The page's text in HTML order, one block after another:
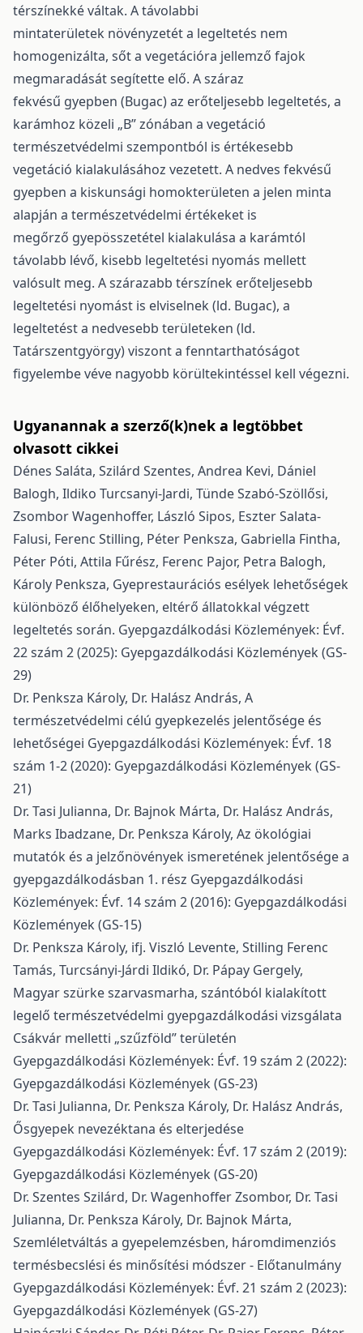
térszínekké váltak. A távolabbi
mintaterületek növényzetét a legeltetés nem
homogenizálta, sőt a vegetációra jellemző fajok
megmaradását segítette elő. A száraz
fekvésű gyepben (Bugac) az erőteljesebb legeltetés, a
karámhoz közeli „B” zónában a vegetáció
természetvédelmi szempontból is értékesebb
vegetáció kialakulásához vezetett. A nedves fekvésű
gyepben a kiskunsági homokterületen a jelen minta
alapján a természetvédelmi értékeket is
megőrző gyepösszetétel kialakulása a karámtól
távolabb lévő, kisebb legeltetési nyomás mellett
valósult meg. A szárazabb térszínek erőteljesebb
legeltetési nyomást is elviselnek (ld. Bugac), a
legeltetést a nedvesebb területeken (ld.
Tatárszentgyörgy) viszont a fenntarthatóságot
figyelembe véve nagyobb körültekintéssel kell végezni.
Ugyanannak a szerző(k)nek a legtöbbet
olvasott cikkei
Dénes Saláta, Szilárd Szentes, Andrea Kevi, Dániel
Balogh, Ildiko Turcsanyi-Jardi, Tünde Szabó-Szöllősi,
Zsombor Wagenhoffer, László Sipos, Eszter Salata-
Falusi, Ferenc Stilling, Péter Penksza, Gabriella Fintha,
Péter Póti, Attila Fűrész, Ferenc Pajor, Petra Balogh,
Károly Penksza, Gyeprestaurációs esélyek lehetőségek
különböző élőhelyeken, eltérő állatokkal végzett
legeltetés során. Gyepgazdálkodási Közlemények: Évf.
22 szám 2 (2025): Gyepgazdálkodási Közlemények (GS-
29)
Dr. Penksza Károly, Dr. Halász András, A
természetvédelmi célú gyepkezelés jelentősége és
lehetőségei Gyepgazdálkodási Közlemények: Évf. 18
szám 1-2 (2020): Gyepgazdálkodási Közlemények (GS-
21)
Dr. Tasi Julianna, Dr. Bajnok Márta, Dr. Halász András,
Marks Ibadzane, Dr. Penksza Károly, Az ökológiai
mutatók és a jelzőnövények ismeretének jelentősége a
gyepgazdálkodásban 1. rész Gyepgazdálkodási
Közlemények: Évf. 14 szám 2 (2016): Gyepgazdálkodási
Közlemények (GS-15)
Dr. Penksza Károly, ifj. Viszló Levente, Stilling Ferenc
Tamás, Turcsányi-Járdi Ildikó, Dr. Pápay Gergely,
Magyar szürke szarvasmarha, szántóból kialakított
legelő természetvédelmi gyepgazdálkodási vizsgálata
Csákvár melletti „szűzföld” területén
Gyepgazdálkodási Közlemények: Évf. 19 szám 2 (2022):
Gyepgazdálkodási Közlemények (GS-23)
Dr. Tasi Julianna, Dr. Penksza Károly, Dr. Halász András,
Ősgyepek nevezéktana és elterjedése
Gyepgazdálkodási Közlemények: Évf. 17 szám 2 (2019):
Gyepgazdálkodási Közlemények (GS-20)
Dr. Szentes Szilárd, Dr. Wagenhoffer Zsombor, Dr. Tasi
Julianna, Dr. Penksza Károly, Dr. Bajnok Márta,
Szemléletváltás a gyepelemzésben, háromdimenziós
termésbecslési és minősítési módszer - Előtanulmány
Gyepgazdálkodási Közlemények: Évf. 21 szám 2 (2023):
Gyepgazdálkodási Közlemények (GS-27)